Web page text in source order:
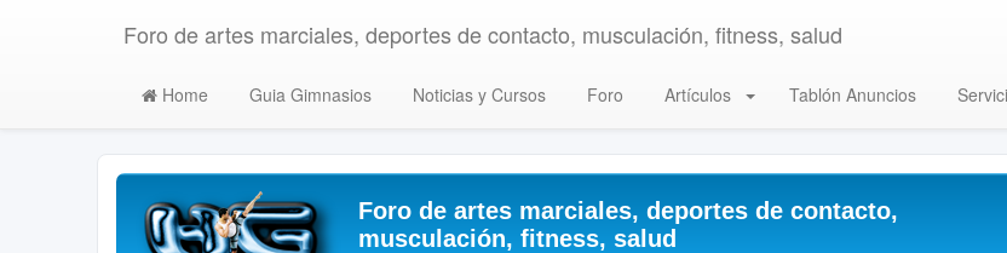
Foro de artes marciales, deportes de contacto, musculación, fitness, salud
Home Guia Gimnasios Noticias y Cursos Foro Artículos Tablón Anuncios
Foro de artes marciales, deportes de contacto,
musculación, fitness, salud